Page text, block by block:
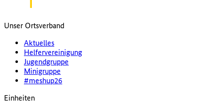
Unser Ortsverband
Aktuelles
Helfervereinigung
Jugendgruppe
Minigruppe
#meshup26
Einheiten